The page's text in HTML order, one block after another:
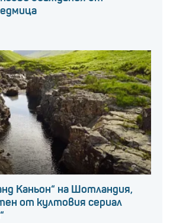
Каньон“ на Шотландия,
от култовия сериал